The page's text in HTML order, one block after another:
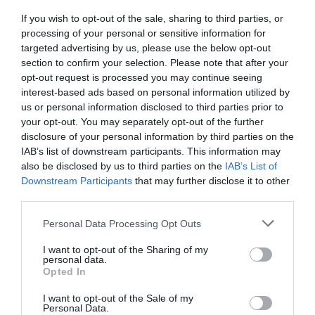
If you wish to opt-out of the sale, sharing to third parties, or
processing of your personal or sensitive information for
targeted advertising by us, please use the below opt-out
section to confirm your selection. Please note that after your
opt-out request is processed you may continue seeing
interest-based ads based on personal information utilized by
us or personal information disclosed to third parties prior to
your opt-out. You may separately opt-out of the further
disclosure of your personal information by third parties on the
IAB’s list of downstream participants. This information may
also be disclosed by us to third parties on the IAB’s List of
Downstream Participants that may further disclose it to other
Personal Data Processing Opt Outs
I want to opt-out of the Sharing of my
personal data.
Opted In
I want to opt-out of the Sale of my
Personal Data.
MĪLAS MAĢIJA
Pieburt vīrieti– tas ir iespējams!
DARĀM KOPĀ
Pamācība:kā izgatavot puķu olas
Lieldienām!
KULTŪRA
Lieldienās Lucavsalā un Mežaparkā
plānota plaša pasākumu programma
SVĒTKI